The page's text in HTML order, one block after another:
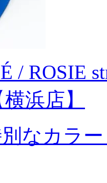
/ ROSIE
浜店】
なカラ